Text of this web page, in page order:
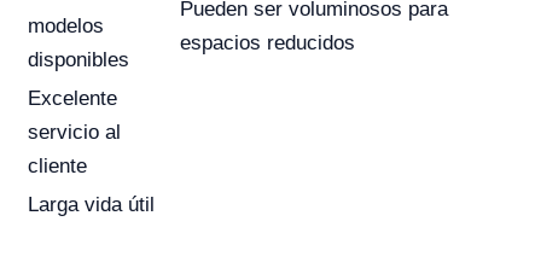
modelos
disponibles
Pueden ser voluminosos para
espacios reducidos
Excelente
servicio al
cliente
Larga vida útil